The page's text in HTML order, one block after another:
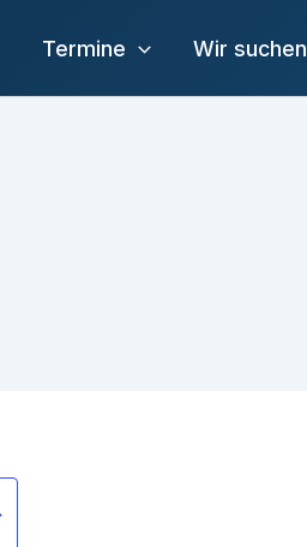
Termine Wir suchen